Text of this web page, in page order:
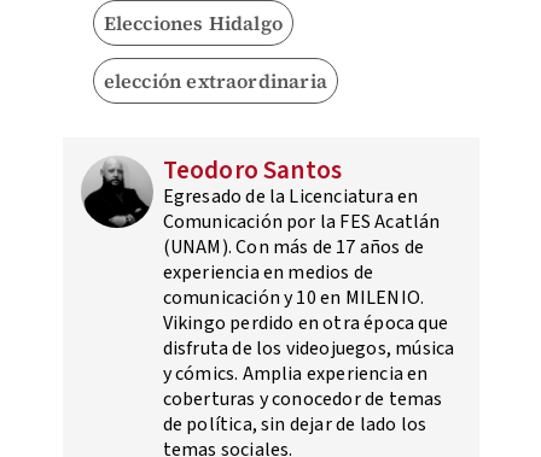
Elecciones Hidalgo
elección extraordinaria
Teodoro Santos
Egresado de la Licenciatura en
Comunicación por la FES Acatlán
(UNAM). Con más de 17 años de
experiencia en medios de
comunicación y 10 en MILENIO.
Vikingo perdido en otra época que
disfruta de los videojuegos, música
y cómics. Amplia experiencia en
coberturas y conocedor de temas
de política, sin dejar de lado los
temas sociales.